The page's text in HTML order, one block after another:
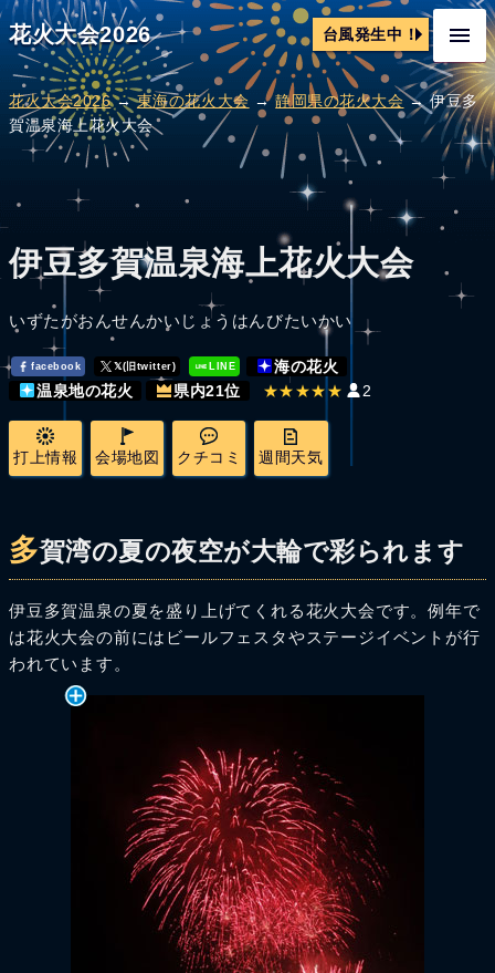
花火大会2026 台風発生中！
花火大会2026→東海の花火大会 →静岡県の花火大会→ 伊豆多
賀温泉海上花火大会
伊豆多賀温泉海上花火大会
いずたがおんせんかいじょうはんびたいかい
facebook 𝕏(旧twitter) LINE
海の花火
温泉地の花火
県内21位 ★★★★★ 2
打上情報 会場地図 クチコミ 週間天気
多賀湾の夏の夜空が大輪で彩られます
伊豆多賀温泉の夏を盛り上げてくれる花火大会です。例年で
は花火大会の前にはビールフェスタやステージイベントが行
われています。